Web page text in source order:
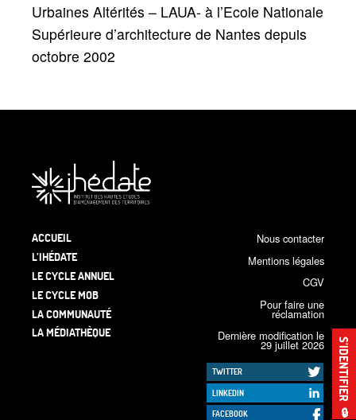
S’IDENTIFIER
🔒
Urbaines Altérités – LAUA- à l’Ecole Nationale
Supérieure d’architecture de Nantes depuis
octobre 2002
ACCUEIL
L’IHÉDATE
LE CYCLE ANNUEL
LE CYCLE MOB
LA COMMUNAUTÉ
LA MÉDIATHÈQUE
Nous contacter
Mentions légales
CGV
Pour faire une
réclamation
Dernière modification le
29 juillet 2026
TWITTER
LINKEDIN
FACEBOOK